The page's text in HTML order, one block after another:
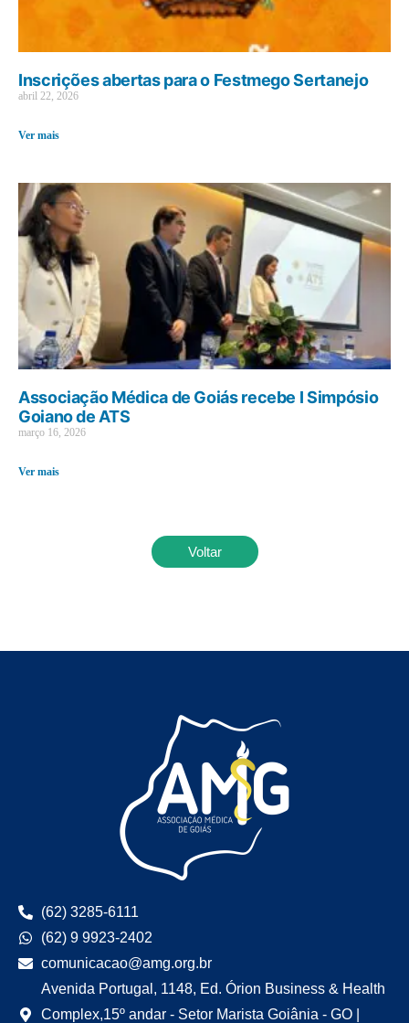
Inscrições abertas para o Festmego Sertanejo
abril 22, 2026
Ver mais
Associação Médica de Goiás recebe I Simpósio
Goiano de ATS
março 16, 2026
Ver mais
Voltar
(62) 3285-6111
(62) 9 9923-2402
comunicacao@amg.org.br
Avenida Portugal, 1148, Ed. Órion Business & Health
Complex,15º andar - Setor Marista Goiânia - GO |